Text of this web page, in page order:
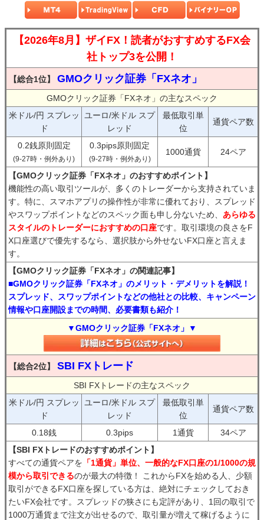
【2026年8月】ザイFX！読者がおすすめするFX会
社トップ3を公開！
【総合1位】 GMOクリック証券「FXネオ」
GMOクリック証券「FXネオ」の主なスペック
米ドル/円 スプレッ
ド
ユーロ/米ドル スプ
レッド
最低取引単
位
通貨ペア数
0.2銭原則固定
(9-27時・例外あり)
0.3pips原則固定
(9-27時・例外あり)
1000通貨 24ペア
【GMOクリック証券「FXネオ」のおすすめポイント】
機能性の高い取引ツールが、多くのトレーダーから支持されていま
す。特に、スマホアプリの操作性が非常に優れており、スプレッド
やスワップポイントなどのスペック面も申し分ないため、 あらゆる
スタイルのトレーダーにおすすめの口座です。取引環境の良さをF
X口座選びで優先するなら、選択肢から外せないFX口座と言えま
す。
【GMOクリック証券「FXネオ」の関連記事】
■GMOクリック証券「FXネオ」のメリット・デメリットを解説！
スプレッド、スワップポイントなどの他社との比較、キャンペーン
情報や口座開設までの時間、必要書類も紹介！
▼GMOクリック証券「FXネオ」▼
【総合2位】 SBI FXトレード
SBI FXトレードの主なスペック
米ドル/円 スプレッ
ド
ユーロ/米ドル スプ
レッド
最低取引単
位
通貨ペア数
0.18銭 0.3pips 1通貨
34ペア
【SBI FXトレードのおすすめポイント】
すべての通貨ペアを 「1通貨」単位、一般的なFX口座の1/1000の規
模から取引できるのが最大の特徴！ これからFXを始める人、少額
取引ができるFX口座を探している方は、絶対にチェックしておき
たいFX会社です。スプレッドの狭さにも定評があり、1回の取引で
1000万通貨まで注文が出せるので、取引量が増えて稼げるように